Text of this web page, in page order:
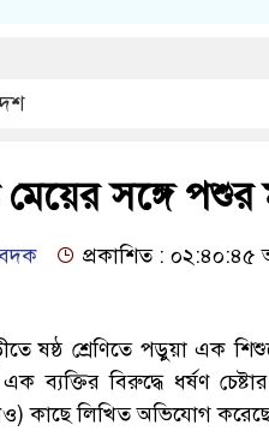
মেয়ের সঙ্গে
প্রকাশিত : ০২:৪০:৪৫
ষষ্ঠ শ্রেণিতে পড়ুয়া এক
ব্যক্তির বিরুদ্ধে ধর্ষণ
কাছে লিখিত অভিযোগ